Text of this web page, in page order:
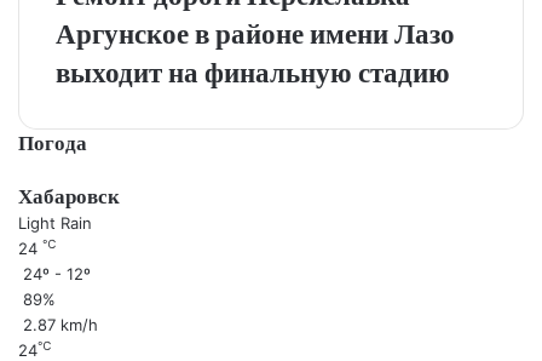
Аргунское в районе имени Лазо
выходит на финальную стадию
Погода
Хабаровск
Light Rain
24 ℃
24º - 12º
89%
2.87 km/h
24℃